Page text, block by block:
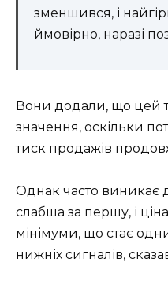
зменшився, і
ймовірно, наразі
Вони додали, що цей
значення, оскільки
тиск продажів
Однак часто виникає
слабша за першу, і
мінімуми, що стає
нижніх сигналів,